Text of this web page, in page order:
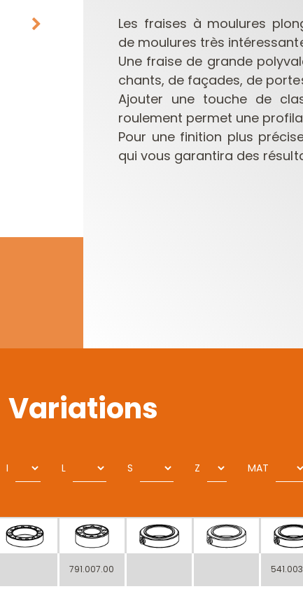
COFFRETS DE
FRAISES POUR
FRAISES
Les fraises à moulures
de moulures très
Une fraise de grande
chants, de façades, de
Ajouter une touche de
roulement permet une
Pour une finition plus
qui vous garantira des
Variations
I L S Z MAT
791.007.00